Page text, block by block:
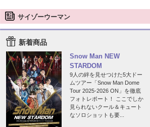
サイゾーウーマン
新着商品
Snow Man NEW
STARDOM
9人の絆を見せつけた5大ドー
ムツアー「Snow Man Dome
Tour 2025-2026 ON」を徹底
フォトレポート！ ここでしか
見られないクール＆キュート
なソロショットも要...